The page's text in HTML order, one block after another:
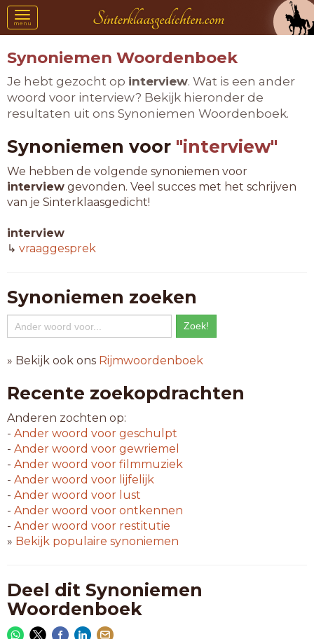
Toggle
navigation
menu
Synoniemen Woordenboek
Je hebt gezocht op interview. Wat is een ander
woord voor interview? Bekijk hieronder de
resultaten uit ons Synoniemen Woordenboek.
Synoniemen voor "interview"
We hebben de volgende synoniemen voor
interview gevonden. Veel succes met het schrijven
van je Sinterklaasgedicht!
interview
↳ vraaggesprek
Synoniemen zoeken
» Bekijk ook ons Rijmwoordenboek
Recente zoekopdrachten
Anderen zochten op:
- Ander woord voor geschulpt
- Ander woord voor gewriemel
- Ander woord voor filmmuziek
- Ander woord voor lijfelijk
- Ander woord voor lust
- Ander woord voor ontkennen
- Ander woord voor restitutie
» Bekijk populaire synoniemen
Deel dit Synoniemen
Woordenboek